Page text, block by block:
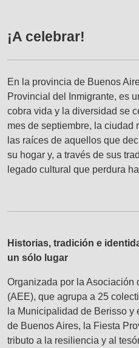
¡A celebrar!
En la provincia de Buenos
Provincial del Inmigrante, es
cobra vida y la diversidad se
mes de septiembre, la ciudad
las raíces de aquellos que
su hogar y, a través de sus
legado cultural que perdura
Historias, tradición e
un sólo lugar
Organizada por la Asociación
(AEE), que agrupa a 25
la Municipalidad de Berisso
de Buenos Aires, la Fiesta
tributo a la resiliencia y al